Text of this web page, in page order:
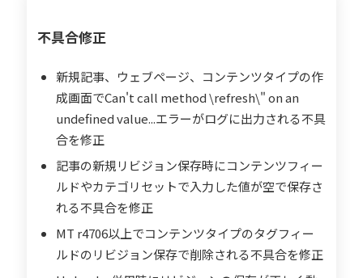
不具合修正
新規記事、ウェブページ、コンテンツタイプの作
成画面でCan't call method \refresh\" on an
undefined value...エラーがログに出力される不具
合を修正
記事の新規リビジョン保存時にコンテンツフィー
ルドやカテゴリセットで入力した値が空で保存さ
れる不具合を修正
MT r4706以上でコンテンツタイプのタグフィー
ルドのリビジョン保存で削除される不具合を修正